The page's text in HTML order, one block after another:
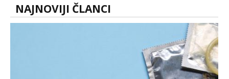
seksa, puš...
NAJNOVIJI ČLANCI